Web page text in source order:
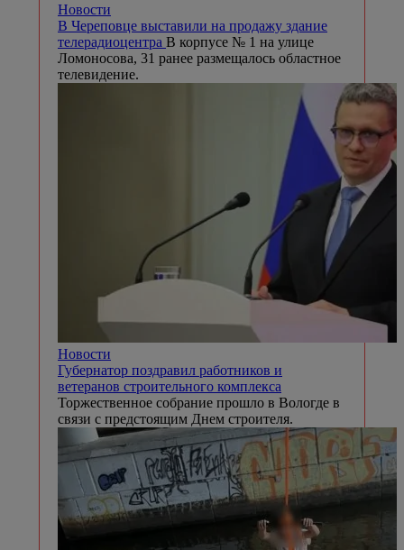
Новости
В Череповце выставили на продажу здание
телерадиоцентра В корпусе № 1 на улице
Ломоносова, 31 ранее размещалось областное
телевидение.
Новости
Губернатор поздравил работников и
ветеранов строительного комплекса
Торжественное собрание прошло в Вологде в
связи с предстоящим Днем строителя.